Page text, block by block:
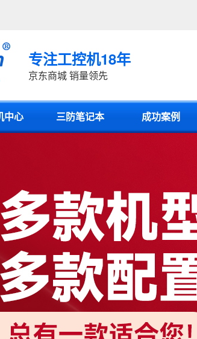
专注工控机18年
京东商城 销量领先
中心 三防笔记本 成功案例